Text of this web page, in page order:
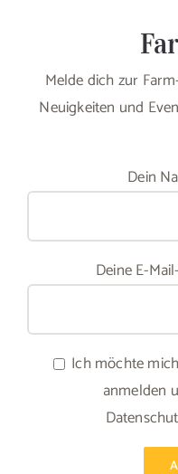
Melde dich zur
Neuigkeiten und
Dein
Deine E-
Ich möchte
anmelden